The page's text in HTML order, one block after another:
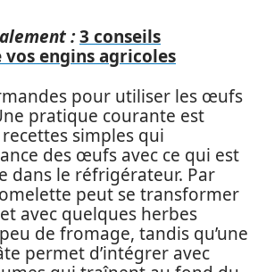
:3 conseils
engins agricoles
pour utiliser les œufs
pratique courante est
recettes simples qui
des œufs avec ce qui est
dans le réfrigérateur. Par
peut se transformer
avec quelques herbes
de fromage, tandis qu’une
permet d’intégrer avec